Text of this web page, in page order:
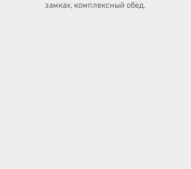
замках, комплексный обед.